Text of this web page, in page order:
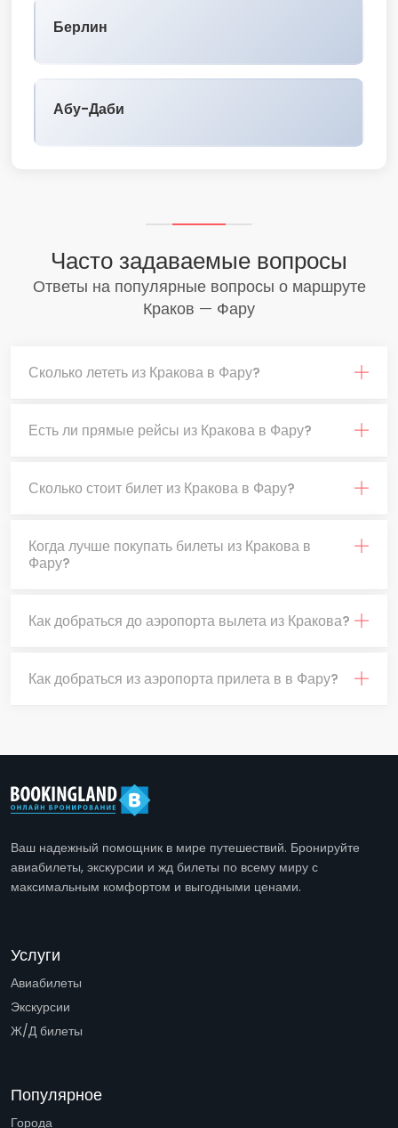
Берлин
Абу-Даби
Часто задаваемые вопросы
Ответы на популярные вопросы о маршруте
Краков — Фару
Сколько лететь из Кракова в Фару?
Есть ли прямые рейсы из Кракова в Фару?
Сколько стоит билет из Кракова в Фару?
Когда лучше покупать билеты из Кракова в
Фару?
Как добраться до аэропорта вылета из Кракова?
Как добраться из аэропорта прилета в в Фару?
Ваш надежный помощник в мире путешествий. Бронируйте
авиабилеты, экскурсии и жд билеты по всему миру с
максимальным комфортом и выгодными ценами.
Услуги
Авиабилеты
Экскурсии
Ж/Д билеты
Популярное
Города